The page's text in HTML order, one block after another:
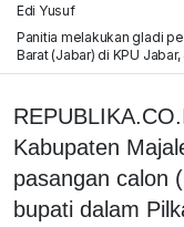
Edi Yusuf
Panitia melakukan gladi
Barat (Jabar) di KPU
Kabupaten
pasangan calon
bupati dalam